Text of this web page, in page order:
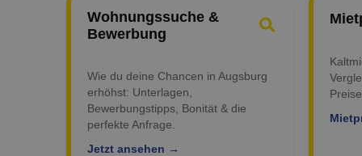
Wohnungssuche &
Bewerbung
Wie du deine Chancen in Augsburg
erhöhst: Unterlagen,
Bewerbungstipps, Bonität & die
perfekte Anfrage.
Jetzt ansehen →